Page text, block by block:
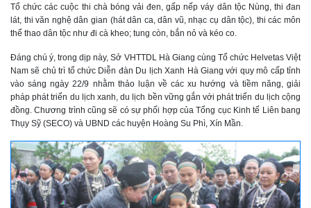
Tổ chức các cuộc thi chà bóng vải đen, gấp nếp váy dân tộc Nùng, thi đan
lát, thi văn nghệ dân gian (hát dân ca, dân vũ, nhạc cụ dân tộc), thi các môn
thể thao dân tộc như đi cà kheo; tung còn, bắn nỏ và kéo co.
Đáng chú ý, trong dịp này, Sở VHTTDL Hà Giang cùng Tổ chức Helvetas Việt
Nam sẽ chủ trì tổ chức Diễn đàn Du lịch Xanh Hà Giang với quy mô cấp tỉnh
vào sáng ngày 22/9 nhằm thảo luận về các xu hướng và tiềm năng, giải
pháp phát triển du lịch xanh, du lịch bền vững gắn với phát triển du lịch cộng
đồng. Chương trình cũng sẽ có sự phối hợp của Tổng cục Kinh tế Liên bang
Thụy Sỹ (SECO) và UBND các huyện Hoàng Su Phì, Xín Mần.